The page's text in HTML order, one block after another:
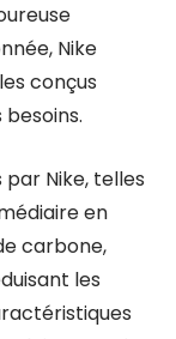
Nike
conçus
Nike, telles
en
carbone,
les